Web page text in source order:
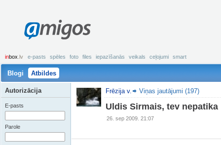
amigos
inbox .lv e-pasts spēles foto files iepazīšanās veikals ceļojumi smart
Blogi Atbildes
Frēzija v. Viņas jautājumi (197)
Uldis Sirmais, tev
26. sep 2009. 21:07
Autorizācija
E-pasts
Parole